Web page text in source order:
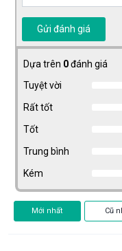
Gửi đánh giá
Dựa trên 0đánh giá
Tuyệt vời
Rất tốt
Tốt
Trung bình
Kém
Mới nhất Cũ